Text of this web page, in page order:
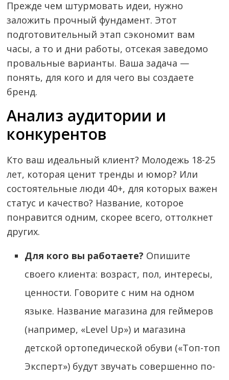
Прежде чем штурмовать идеи, нужно
заложить прочный фундамент. Этот
подготовительный этап сэкономит вам
часы, а то и дни работы, отсекая заведомо
провальные варианты. Ваша задача —
понять, для кого и для чего вы создаете
бренд.
Анализ аудитории и
конкурентов
Кто ваш идеальный клиент? Молодежь 18-25
лет, которая ценит тренды и юмор? Или
состоятельные люди 40+, для которых важен
статус и качество? Название, которое
понравится одним, скорее всего, оттолкнет
других.
Для кого вы работаете? Опишите
своего клиента: возраст, пол, интересы,
ценности. Говорите с ним на одном
языке. Название магазина для геймеров
(например, «Level Up») и магазина
детской ортопедической обуви («Топ-топ
Эксперт») будут звучать совершенно по-